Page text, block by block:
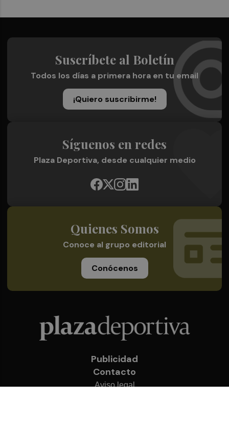
Suscríbete al Boletín
Todos los días a primera hora en tu email
¡Quiero suscribirme!
Síguenos en redes
Plaza Deportiva, desde cualquier medio
Quienes Somos
Conoce al grupo editorial
Conócenos
Publicidad
Contacto
Aviso legal